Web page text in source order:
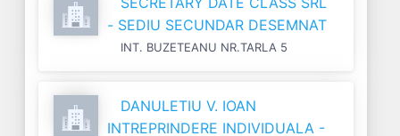
- SEDIU SECUNDAR DESEMNAT
INT. BUZETEANU NR.TARLA 5
DANULETIU V. IOAN
INTREPRINDERE INDIVIDUALA -